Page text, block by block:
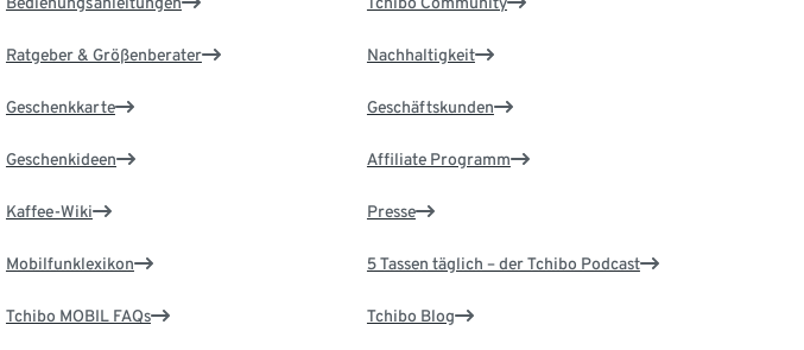
Ratgeber & Größenberater
Geschenkkarte
Geschenkideen
Kaffee-Wiki
Mobilfunklexikon
Tchibo MOBIL FAQs
Nachhaltigkeit
Geschäftskunden
Affiliate Programm
Presse
5 Tassen täglich – der Tchibo Podcast
Tchibo Blog